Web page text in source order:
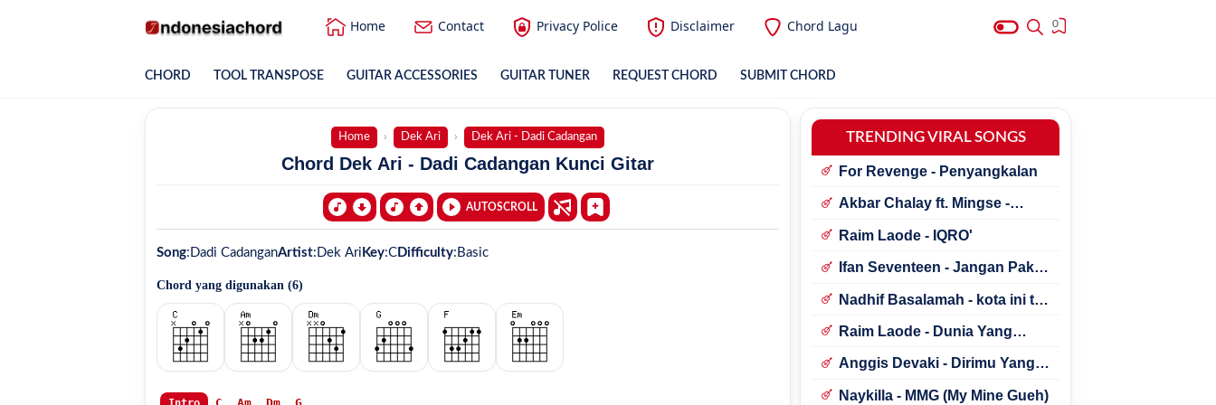
Home Contact Privacy Police Disclaimer Chord Lagu 0
CHORD TOOL TRANSPOSE GUITAR ACCESSORIES GUITAR TUNER REQUEST CHORD SUBMIT CHORD
Home Dek Ari Dek Ari - Dadi Cadangan
Chord Dek Ari - Dadi Cadangan Kunci Gitar
AUTOSCROLL
Song: Dadi CadanganArtist: Dek Ari Key:C Difficulty: Basic
Chord yang digunakan (6)
TRENDING VIRAL SONGS
For Revenge - Penyangkalan
Akbar Chalay ft. Mingse -
Raim Laode - IQRO'
Ifan Seventeen - Jangan Paksa
Nadhif Basalamah - kota ini tak
Raim Laode - Dunia Yang
Anggis Devaki - Dirimu Yang
Naykilla - MMG (My Mine Gueh)